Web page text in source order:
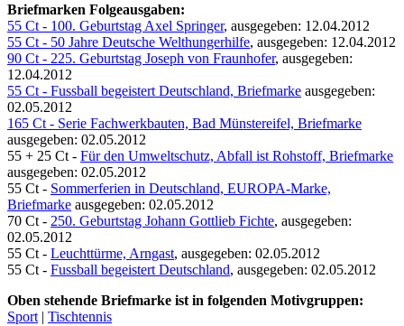
Briefmarken Folgeausgaben:
55 Ct - 100. Geburtstag Axel Springer, ausgegeben: 12.04.2012
55 Ct - 50 Jahre Deutsche Welthungerhilfe, ausgegeben: 12.04.2012
90 Ct - 225. Geburtstag Joseph von Fraunhofer, ausgegeben:
12.04.2012
55 Ct - Fussball begeistert Deutschland, Briefmarke ausgegeben:
02.05.2012
165 Ct - Serie Fachwerkbauten, Bad Münstereifel, Briefmarke
ausgegeben: 02.05.2012
55 + 25 Ct - Für den Umweltschutz, Abfall ist Rohstoff, Briefmarke
ausgegeben: 02.05.2012
55 Ct - Sommerferien in Deutschland, EUROPA-Marke,
Briefmarke ausgegeben: 02.05.2012
70 Ct - 250. Geburtstag Johann Gottlieb Fichte, ausgegeben:
02.05.2012
55 Ct - Leuchttürme, Arngast, ausgegeben: 02.05.2012
55 Ct - Fussball begeistert Deutschland, ausgegeben: 02.05.2012
Oben stehende Briefmarke ist in folgenden Motivgruppen:
Sport | Tischtennis